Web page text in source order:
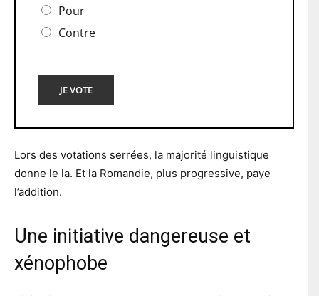
Pour
Contre
JE VOTE
Lors des votations serrées, la majorité linguistique
donne le la. Et la Romandie, plus progressive, paye
l’addition.
Une initiative dangereuse et
xénophobe